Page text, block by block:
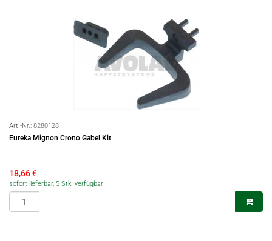
Art.-Nr.: 8280128
Eureka Mignon Crono Gabel Kit
18,66€
sofort lieferbar, 5 Stk. verfügbar